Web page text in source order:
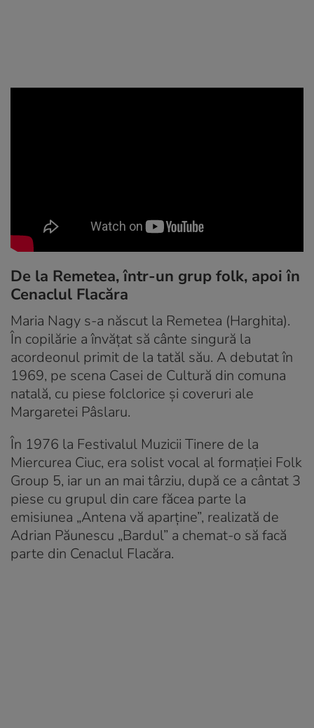
De la Remetea, într-un grup folk, apoi în
Cenaclul Flacăra
Maria Nagy s-a născut la Remetea (Harghita).
În copilărie a învățat să cânte singură la
acordeonul primit de la tatăl său. A debutat în
1969, pe scena Casei de Cultură din comuna
natală, cu piese folclorice și coveruri ale
Margaretei Pâslaru.
În 1976 la Festivalul Muzicii Tinere de la
Miercurea Ciuc, era solist vocal al formației Folk
Group 5, iar un an mai târziu, după ce a cântat 3
piese cu grupul din care făcea parte la
emisiunea „Antena vă aparține”, realizată de
Adrian Păunescu „Bardul” a chemat-o să facă
parte din Cenaclul Flacăra.